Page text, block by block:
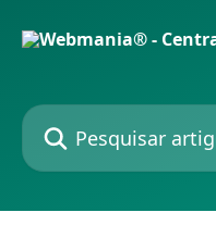
Pesquisar artigos...